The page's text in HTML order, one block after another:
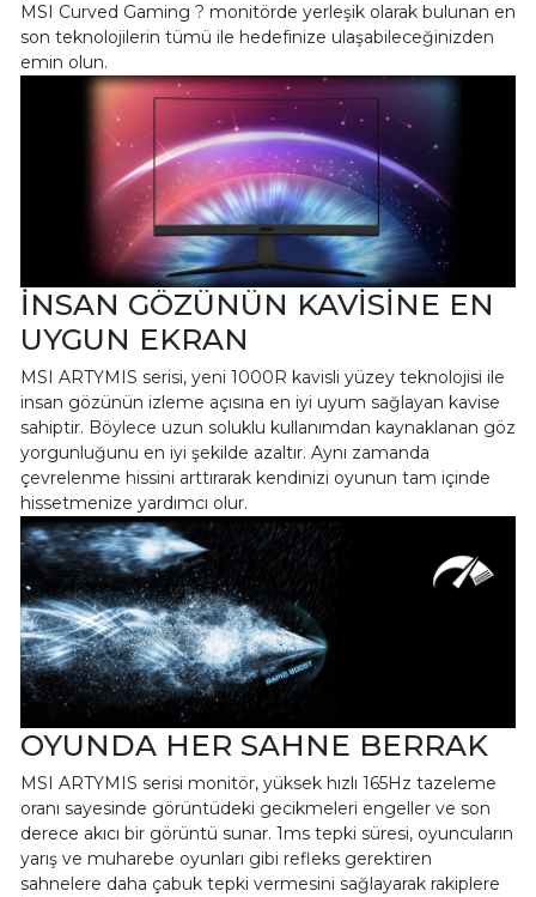
MSI Curved Gaming ? monitörde yerleşik olarak bulunan en
son teknolojilerin tümü ile hedefinize ulaşabileceğinizden
emin olun.
İNSAN GÖZÜNÜN KAVİSİNE EN
UYGUN EKRAN
MSI ARTYMIS serisi, yeni 1000R kavisli yüzey teknolojisi ile
insan gözünün izleme açısına en iyi uyum sağlayan kavise
sahiptir. Böylece uzun soluklu kullanımdan kaynaklanan göz
yorgunluğunu en iyi şekilde azaltır. Aynı zamanda
çevrelenme hissini arttırarak kendinizi oyunun tam içinde
hissetmenize yardımcı olur.
OYUNDA HER SAHNE BERRAK
MSI ARTYMIS serisi monitör, yüksek hızlı 165Hz tazeleme
oranı sayesinde görüntüdeki gecikmeleri engeller ve son
derece akıcı bir görüntü sunar. 1ms tepki süresi, oyuncuların
yarış ve muharebe oyunları gibi refleks gerektiren
sahnelere daha çabuk tepki vermesini sağlayarak rakiplere